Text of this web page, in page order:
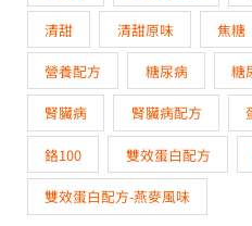
清甜 清甜原味 焦糖
營養配方 糖尿病 糖
腎臟病 腎臟病配方
鉻100 雙效蛋白配方
雙效蛋白配方-燕麥風味